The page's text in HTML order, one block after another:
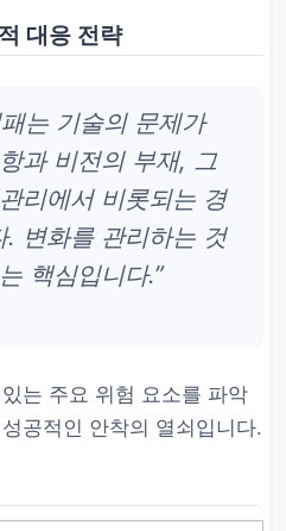
대응 전략
는 기술의 문제가
과 비전의 부재, 그
리에서 비롯되는 경
. 변화를 관리하는 것
핵심입니다.”
는 주요 위험 요소를 파악
공적인 안착의 열쇠입니다.